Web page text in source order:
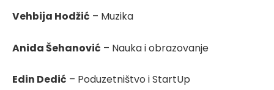
Vehbija Hodžić – Muzika
Anida Šehanović – Nauka i obrazovanje
Edin Dedić – Poduzetništvo i StartUp